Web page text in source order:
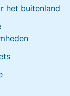
het buitenland